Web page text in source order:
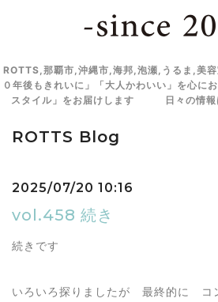
ROTTS,那覇市,沖縄市,海邦,泡瀬,うるま,美
０年後もきれいに」「大人かわいい」を心に
スタイル」をお届けします 日々の情報
ROTTS Blog
2025/07/20 10:16
vol.458 続き
続きです
いろいろ探りましたが 最終的に コ